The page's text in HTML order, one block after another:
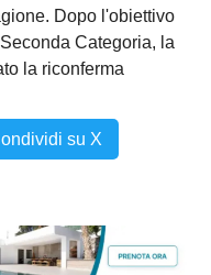
Dopo l'obiettivo
Categoria, la
la riconferma
su X